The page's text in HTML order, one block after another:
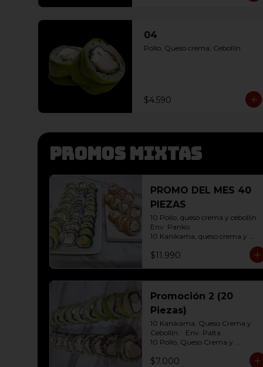
04
Pollo, Queso crema, Cebollín
$4.590
Promos mixtas
PROMO DEL MES 40
PIEZAS
10 Pollo, queso crema y cebollin
Env. Panko
10 Kanikama, queso crema y
10 Pollo, queso crema y cebollin
$11.990
Promoción 2 (20
Piezas)
10 Kanikama, Queso Crema y
Cebollín.	Env. Palta .
10 Pollo, Queso Crema y
Cebollín.env eleccion Sesamo o
frito
$7.000